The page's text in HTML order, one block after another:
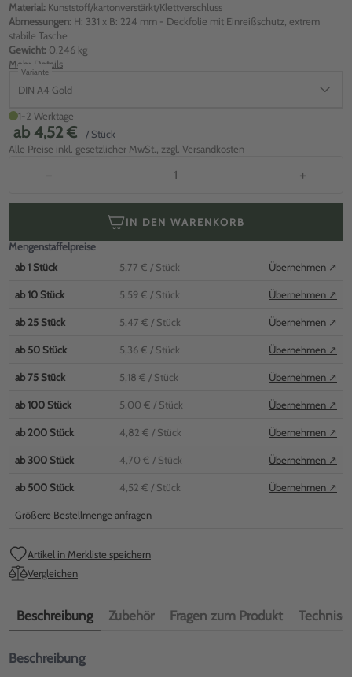
Material: Kunststoff/kartonverstärkt/Klettverschluss
Abmessungen: H: 331 x B: 224 mm - Deckfolie mit Einreißschutz, extrem
stabile Tasche
Gewicht: 0.246 kg
Mehr Details
Variante
DIN A4 Gold
1-2 Werktage
ab 4,52 €
/ Stück
Alle Preise inkl. gesetzlicher MwSt., zzgl. Versandkosten
− +
IN DEN WARENKORB
Mengenstaffelpreise
ab1 Stück 5,77 € / Stück Übernehmen ↗
ab10 Stück 5,59 € / Stück Übernehmen ↗
ab 25 Stück 5,47 € / Stück Übernehmen ↗
ab 50 Stück 5,36 € / Stück Übernehmen ↗
ab75 Stück 5,18 € / Stück Übernehmen ↗
ab100 Stück 5,00 € / Stück Übernehmen ↗
ab 200 Stück 4,82 € / Stück Übernehmen ↗
ab300 Stück 4,70 € / Stück Übernehmen ↗
ab 500 Stück 4,52 € / Stück Übernehmen ↗
Größere Bestellmenge anfragen
Artikel in Merkliste speichern
Vergleichen
Beschreibung Zubehör Fragen zum Produkt
Beschreibung